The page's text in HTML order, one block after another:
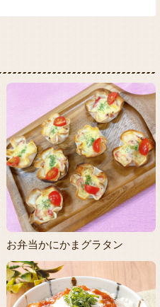
お弁当かにかまグラタン